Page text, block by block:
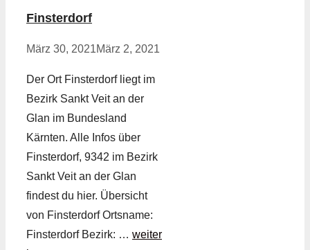
Finsterdorf
März 30, 2021März 2, 2021
Der Ort Finsterdorf liegt im
Bezirk Sankt Veit an der
Glan im Bundesland
Kärnten. Alle Infos über
Finsterdorf, 9342 im Bezirk
Sankt Veit an der Glan
findest du hier. Übersicht
von Finsterdorf Ortsname:
Finsterdorf Bezirk: … weiter